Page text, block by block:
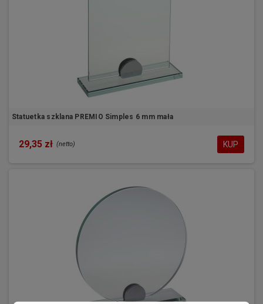
Statuetka szklana PREMIO Simples 6 mm mała
29,35 zł (netto) KUP